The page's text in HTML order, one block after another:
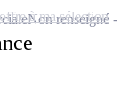
Non renseigné
à ma sélection